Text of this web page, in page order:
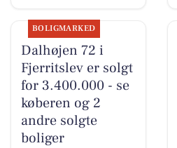
BOLIGMARKED
Dalhøjen 72 i
Fjerritslev er solgt
for 3.400.000 - se
køberen og 2
andre solgte
boliger